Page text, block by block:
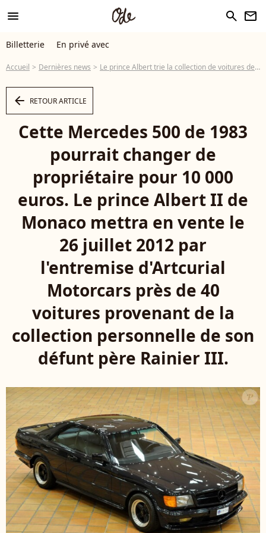
menu search newsletter
Billetterie En privé avec
Accueil Dernières news Le prince Albert trie la collection de voitures de Rainier III : à saisir !
arrow_left RETOUR ARTICLE
Cette Mercedes 500 de 1983
pourrait changer de
propriétaire pour 10 000
euros. Le prince Albert II de
Monaco mettra en vente le
26 juillet 2012 par
l'entremise d'Artcurial
Motorcars près de 40
voitures provenant de la
collection personnelle de son
défunt père Rainier III.